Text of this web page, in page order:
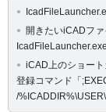
開きたいiCADフ
iCAD上のショート
登録コマンド「
/